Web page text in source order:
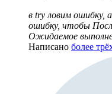
в try ловим ошибку,
ошибку, чтобы
Ожидаемое
Написано более